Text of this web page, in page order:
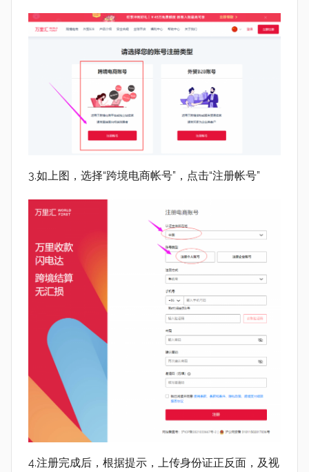
3.如上图，选择“跨境电商帐号”，点击“注册帐号”
4.注册完成后，根据提示，上传身份证正反面，及视